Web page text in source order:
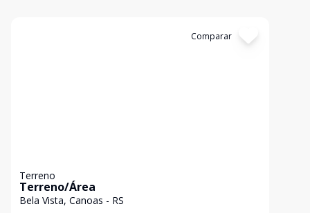
Comparar
Terreno
Terreno/Área
Bela Vista, Canoas - RS